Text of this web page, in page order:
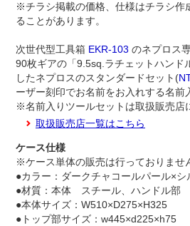
※チラシ掲載の価格、仕様はチラシ作
ることがあります。
次世代型工具箱 EKR-103 のネプロス
90枚ギアの「9.5sq.ラチェットハンド
したネプロスのスタンダードセット(
ーザー刻印でお名前をお入れする名前
※名前入りツールセットは取扱販売店
取扱販売店一覧はこちら
ケース仕様
※ケース単体の販売は行っておりませ
●カラー：ダークチャコールパール×シ
●材質：本体 スチール、ハンドル部
●本体サイズ：W510×D275×H325
●トップ部サイズ：w445×d225×h75